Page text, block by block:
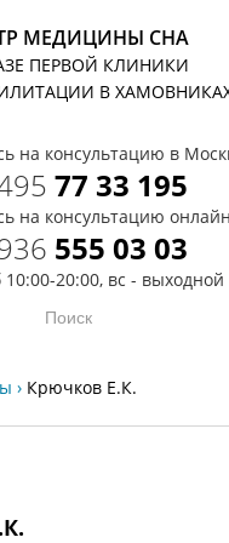
МЕДИЦИНЫ СНА
ПЕРВОЙ КЛИНИКИ
В
на консультацию в
77 33 195
на консультацию
555 03 03
10:00-20:00, вс - выходной
› Крючков Е.К.